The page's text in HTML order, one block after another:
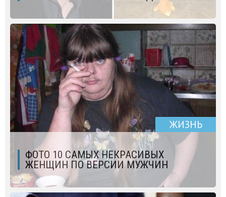
ЖИЗНЬ
ФОТО 10 САМЫХ НЕКРАСИВЫХ
ЖЕНЩИН ПО ВЕРСИИ МУЖЧИН